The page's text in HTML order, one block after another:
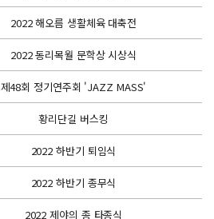
2022 해오름 생활체육 대축전
2022 동리목월 문학상 시상식
제48회 정기연주회 'JAZZ MASS'
황리단길 버스킹
2022 하반기 퇴임식
2022 하반기 종무식
2022 제야의 종 타종식